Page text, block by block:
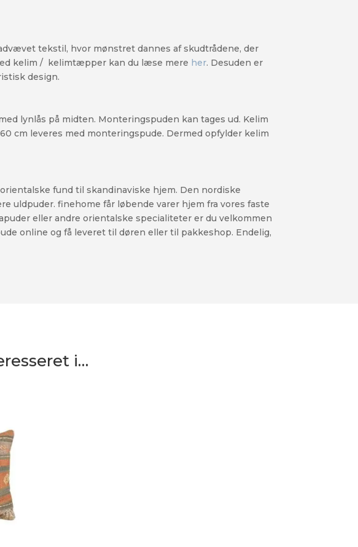
tekstil, hvor mønstret dannes af skudtrådene, der
kelim / kelimtæpper kan du læse mere her. Desuden er
design.
lynlås på midten. Monteringspuden kan tages ud. Kelim
cm leveres med monteringspude. Dermed opfylder kelim
fund til skandinaviske hjem. Den nordiske
uldpuder. finehome får løbende varer hjem fra vores faste
eller andre orientalske specialiteter er du velkommen
online og få leveret til døren eller til pakkeshop. Endelig,
i…